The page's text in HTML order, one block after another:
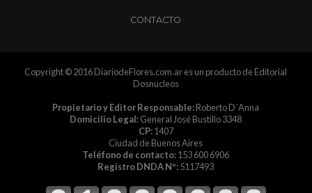
CONTACTO
Copyright © 2016 DiariodeFlores.com.ar es un producto de Editorial
Dosnucleos
Propietario y Editor Responsable:Roberto D´Anna
Domicilio Legal:General José Bustillo 3348
CP:1407
Ciudad de Buenos Aires
Teléfono de contacto:153 600 6906
Registro DNDA Nº:5117493